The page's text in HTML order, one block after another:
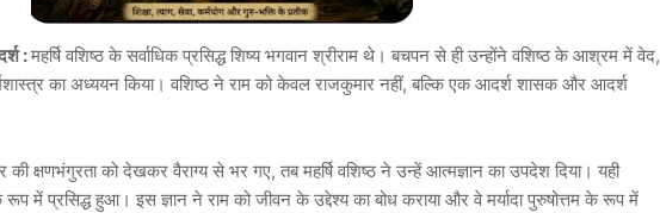
:महर्षि वशिष्ठ के सर्वाधिक प्रसिद्ध शिष्य भगवान श्रीराम थे। बचपन से ही उन्होंने वशिष्ठ के आश्रम में वेद,
का अध्ययन किया। वशिष्ठ ने राम को केवल राजकुमार नहीं, बल्कि एक आदर्श शासक और आदर्श
क्षणभंगुरता को देखकर वैराग्य से भर गए, तब महर्षि वशिष्ठ ने उन्हें आत्मज्ञान का उपदेश दिया। यही
प्रसिद्ध हुआ। इस ज्ञान ने राम को जीवन के उद्देश्य का बोध कराया और वे मर्यादा पुरुषोत्तम के रूप में